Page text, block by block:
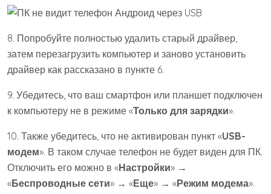
8. Попробуйте полностью удалить старый драйвер,
затем перезагрузить компьютер и заново установить
драйвер как рассказано в пункте 6.
9. Убедитесь, что ваш смартфон или планшет подключен
к компьютеру не в режиме «Только для зарядки».
10. Также убедитесь, что не активирован пункт «USB-
модем». В таком случае телефон не будет виден для ПК.
Отключить его можно в «Настройки» →
«Беспроводные сети» → «Еще» → «Режим модема».